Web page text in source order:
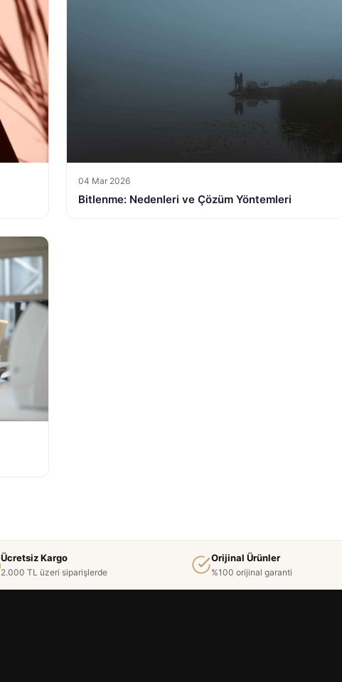
04 Mar 2026
Bitlenme: Nedenleri ve Çözüm Yöntemleri
Ücretsiz Kargo
2.000 TL üzeri siparişlerde
Orijinal Ürünler
%100 orijinal garanti